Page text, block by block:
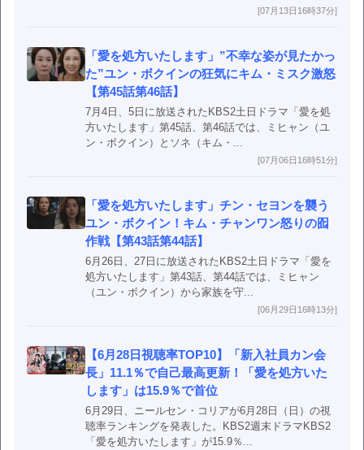
[07月13日16時37分]
「愛を処方いたします」”不幸な姿が見たかっ
た”ユン・ボクインの狂気にキム・ミスク激怒
【第45話第46話】
7月4日、5日に放送されたKBS2土日ドラマ「愛を処
方いたします」第45話、第46話では、ミヒャン（ユ
ン・ボクイン）とソネ（キム・...
[07月06日16時51分]
「愛を処方いたします」チン・セヨンを襲う
ユン・ボクイン！キム・チャンワン怒りの囮
作戦【第43話第44話】
6月26日、27日に放送されたKBS2土日ドラマ「愛を
処方いたします」第43話、第44話では、ミヒャン
（ユン・ボクイン）から家族を守...
[06月29日16時13分]
【6月28日視聴率TOP10】「新入社員カン会
長」11.1％で自己最高更新！「愛を処方いた
します」は15.9％で首位
6月29日、ニールセン・コリアが6月28日（日）の視
聴率ランキングを発表した。KBS2週末ドラマKBS2
「愛を処方いたします」が15.9％...